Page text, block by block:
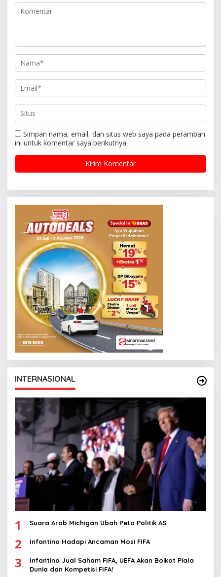
Simpan nama, email, dan situs web saya pada peramban
ini untuk komentar saya berikutnya.
INTERNASIONAL
1 Suara Arab Michigan Ubah Peta Politik AS
2 Infantino Hadapi Ancaman Mosi FIFA
3
Infantino Jual Saham FIFA, UEFA Akan Boikot Piala
Dunia dan Kompetisi FIFA!